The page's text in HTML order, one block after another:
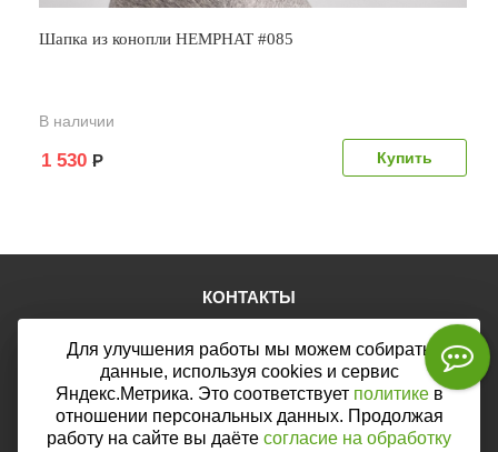
Шапка из конопли HEMPHAT #085
В наличии
1 530 Р
КОНТАКТЫ
E-mail:mail@web46.ru
Мы в соцсетях:
Для улучшения работы мы можем собирать
данные, используя cookies и сервис
Яндекс.Метрика. Это соответствует политикев
отношении персональных данных. Продолжая
работу на сайте вы даёте согласие на обработку